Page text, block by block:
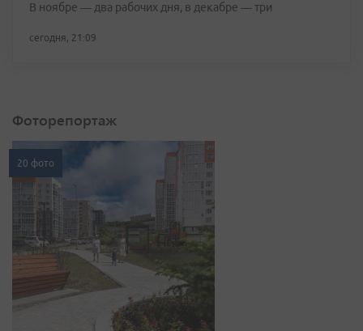
В ноябре — два рабочих дня, в декабре — три
сегодня, 21:09
Фоторепортаж
20 фото